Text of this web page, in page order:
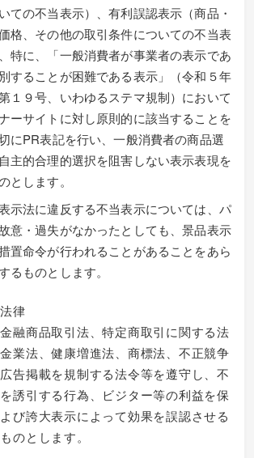
ての不当表示）、有利誤認表示（商品・
格、その他の取引条件についての不当表
特に、「一般消費者が事業者の表示であ
することが困難である表示」（令和５年
１９号、いわゆるステマ規制）において
ーサイトに対し原則的に該当することを
にPR表記を行い、一般消費者の商品選
主的合理的選択を阻害しない表示表現を
とします。
示法に違反する不当表示については、パ
意・過失がなかったとしても、景品表示
置命令が行われることがあることをあら
るものとします。
律
融商品取引法、特定商取引に関する法
業法、健康増進法、商標法、不正競争
告掲載を規制する法令等を遵守し、不
誘引する行為、ビジター等の利益を保
び誇大表示によって効果を誤認させる
のとします。